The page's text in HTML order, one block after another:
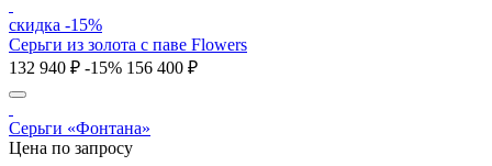
скидка -15%
Серьги из золота с паве Flowers
132 940 ₽ -15% 156 400 ₽
Серьги «Фонтана»
Цена по запросу